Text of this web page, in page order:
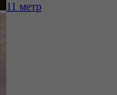
11 метр